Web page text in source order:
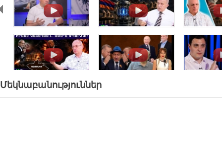
. . .
. . .
Մեկնաբանություններ